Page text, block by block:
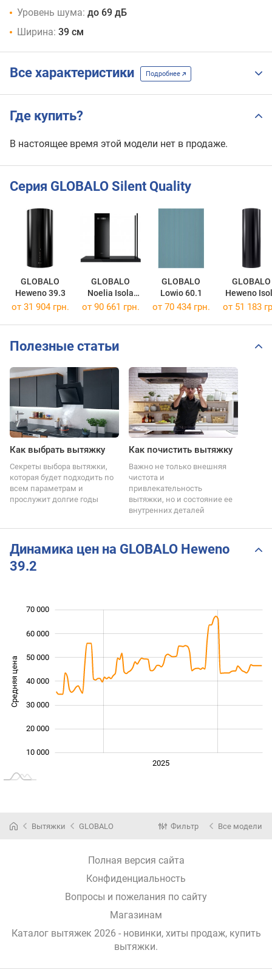
Уровень шума: до 69 дБ
Ширина: 39 см
Все характеристики Подробнее
Где купить?
В настоящее время этой модели нет в продаже.
Серия GLOBALO Silent Quality
GLOBALO
Heweno 39.3
GLOBALO
Noelia Isola
120.1
GLOBALO
Lowio 60.1
GLOBALO
Heweno
39.2
от 31 904 грн. от 90 661 грн. от 70 434 грн. от 51 183
Полезные статьи
Как выбрать вытяжку
Секреты выбора вытяжки,
которая будет подходить по
всем параметрам и
прослужит долгие годы
Как почистить вытяжку
Важно не только внешняя
чистота и
привлекательность
вытяжки, но и состояние ее
внутренних деталей
Динамика цен на GLOBALO Heweno
39.2
Средняя цена 10 000
10 000
20 000
30 000
40 000
50 000
60 000
70 000
2025
Вытяжки GLOBALO Фильтр Все модели
Полная версия сайта
Конфиденциальность
Вопросы и пожелания по сайту
Магазинам
Каталог вытяжек 2026 - новинки, хиты продаж, купить
вытяжки.